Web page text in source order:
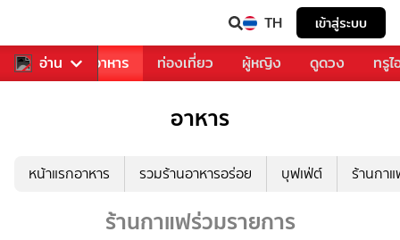
TH เข้าสู่ระบบ
อ่าน
การเพลง อาหาร ท่องเที่ยว ผู้หญิง ดูดวง ทรู
อาหาร
หน้าแรกอาหาร รวมร้านอาหารอร่อย บุฟเฟ่ต์ ร้านกา
ร้านกาแฟร่วมรายการ